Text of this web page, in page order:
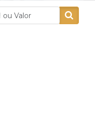
5,26 %